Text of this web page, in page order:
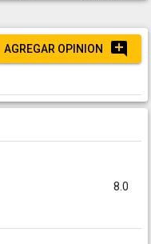
AGREGAR OPINION
8.0